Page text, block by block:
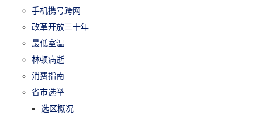
手机携号跨网
改革开放三十年
最低室温
林顿病逝
消费指南
省市选举
选区概况